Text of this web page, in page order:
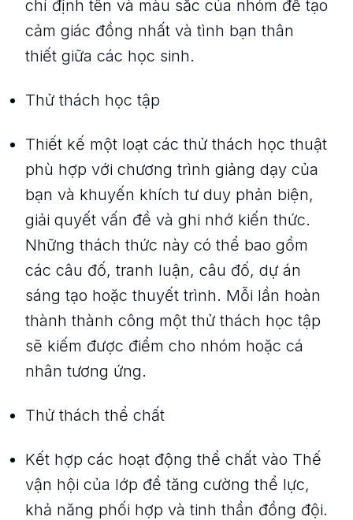
chỉ định tên và màu sắc của nhóm để tạo
cảm giác đồng nhất và tình bạn thân
thiết giữa các học sinh.
Thử thách học tập
Thiết kế một loạt các thử thách học thuật
phù hợp với chương trình giảng dạy của
bạn và khuyến khích tư duy phản biện,
giải quyết vấn đề và ghi nhớ kiến ​​thức.
Những thách thức này có thể bao gồm
các câu đố, tranh luận, câu đố, dự án
sáng tạo hoặc thuyết trình. Mỗi lần hoàn
thành thành công một thử thách học tập
sẽ kiếm được điểm cho nhóm hoặc cá
nhân tương ứng.
Thử thách thể chất
Kết hợp các hoạt động thể chất vào Thế
vận hội của lớp để tăng cường thể lực,
khả năng phối hợp và tinh thần đồng đội.